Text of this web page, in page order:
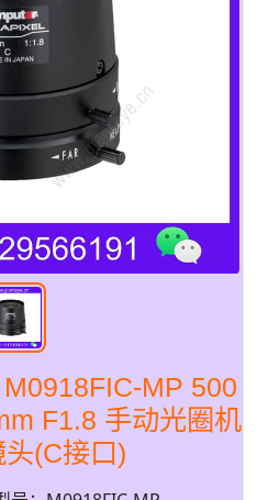
MP 500
F1.8 手动光圈机
(C接口)